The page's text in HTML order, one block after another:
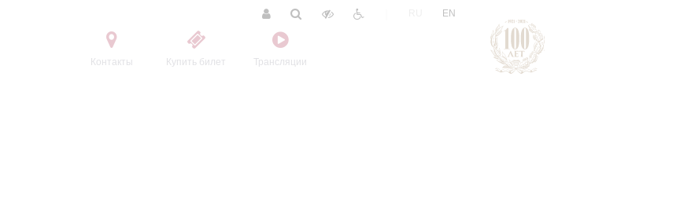
Контакты Купить билет Трансляции
EN